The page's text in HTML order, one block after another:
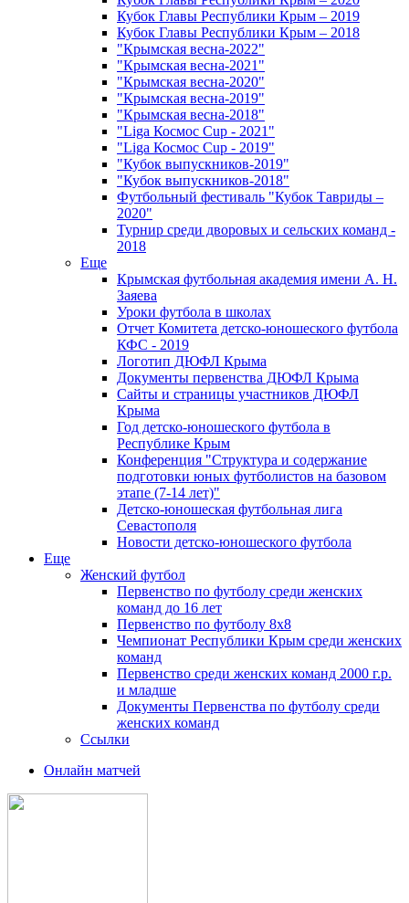
Кубок Главы Республики Крым – 2019
Кубок Главы Республики Крым – 2018
"Крымская весна-2022"
"Крымская весна-2021"
"Крымская весна-2020"
"Крымская весна-2019"
"Крымская весна-2018"
"Liga Космос Cup - 2021"
"Liga Космос Cup - 2019"
"Кубок выпускников-2019"
"Кубок выпускников-2018"
Футбольный фестиваль "Кубок Тавриды –
2020"
Турнир среди дворовых и сельских команд -
2018
Еще
Крымская футбольная академия имени А. Н.
Заяева
Уроки футбола в школах
Отчет Комитета детско-юношеского футбола
КФС - 2019
Логотип ДЮФЛ Крыма
Документы первенства ДЮФЛ Крыма
Сайты и страницы участников ДЮФЛ
Крыма
Год детско-юношеского футбола в
Республике Крым
Конференция "Структура и содержание
подготовки юных футболистов на базовом
этапе (7-14 лет)"
Детско-юношеская футбольная лига
Севастополя
Новости детско-юношеского футбола
Еще
Женский футбол
Первенство по футболу среди женских
команд до 16 лет
Первенство по футболу 8х8
Чемпионат Республики Крым среди женских
команд
Первенство среди женских команд 2000 г.р.
и младше
Документы Первенства по футболу среди
женских команд
Ссылки
Онлайн матчей